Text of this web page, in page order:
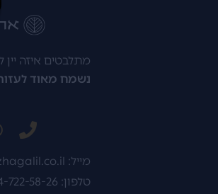
מתלבטים איזה יין
נשמח מאוד
מייל:
טלפון: 074-722-58-26